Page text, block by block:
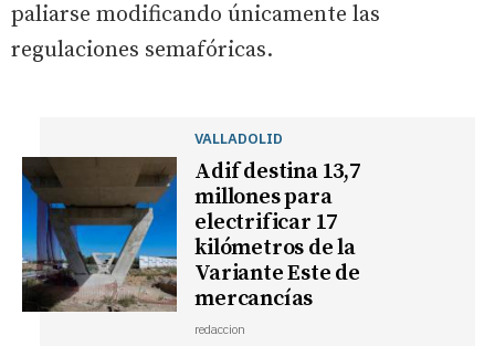
paliarse modificando únicamente las
regulaciones semafóricas.
VALLADOLID
Adif destina 13,7
millones para
electrificar 17
kilómetros de la
Variante Este de
mercancías
redaccion